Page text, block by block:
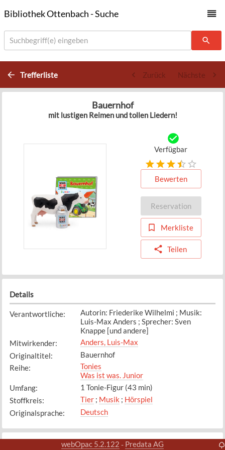
Bibliothek Ottenbach - Suche
Suchbegriff(e) eingeben
Trefferliste Zurück Nächste
Bauernhof
mit lustigen Reimen und tollen Liedern!
Verfügbar
Bewerten
Reservation
Merkliste
Teilen
Details
Verantwortliche:
Autorin: Friederike Wilhelmi ; Musik:
Luis-Max Anders ; Sprecher: Sven
Knappe [und andere]
Mitwirkender:
Anders, Luis-Max
Originaltitel:
Bauernhof
Reihe:
Tonies
Was ist was. Junior
Umfang:
1 Tonie-Figur (43 min)
Stoffkreis: Tier; Musik ; Hörspiel
Originalsprache: Deutsch
webOpac 5.2.122 - Predata AG